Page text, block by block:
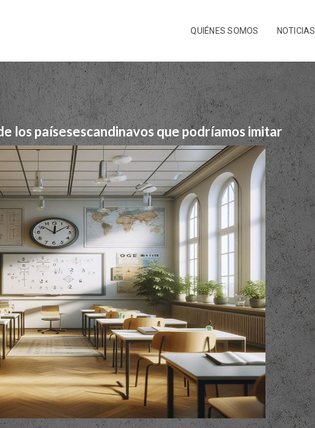
QUIÉNES SOMOS NOTICIAS
los paísesescandinavos que podríamos imitar